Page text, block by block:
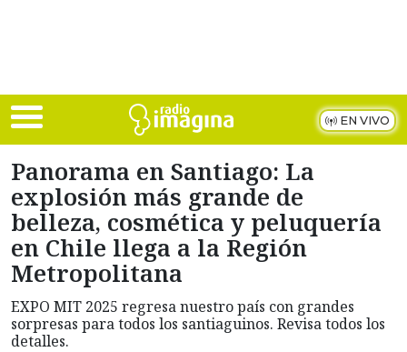
EN VIVO
Panorama en Santiago: La
explosión más grande de
belleza, cosmética y peluquería
en Chile llega a la Región
Metropolitana
EXPO MIT 2025 regresa nuestro país con grandes
sorpresas para todos los santiaguinos. Revisa todos los
detalles.